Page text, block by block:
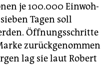
je 100.000 Ein­woh­
Tagen soll
Öffnungsschritte
zurückgenommen
lag sie laut Robert